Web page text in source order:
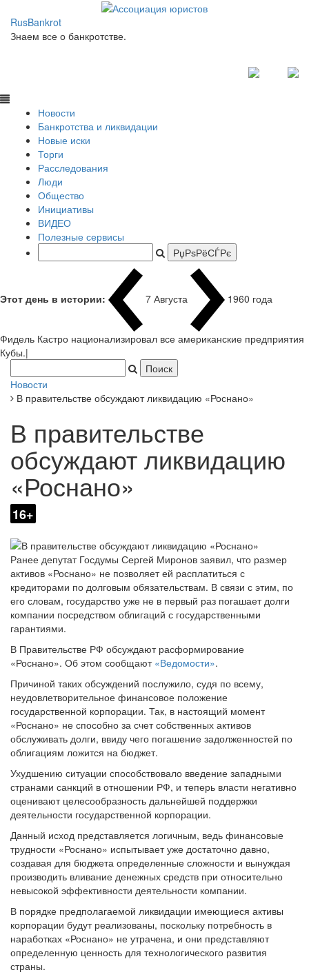
RusBankrot
Знаем все о банкротстве.
Новости
Банкротства и ликвидации
Новые иски
Торги
Расследования
Люди
Общество
Инициативы
ВИДЕО
Полезные сервисы
Этот день в истории: 7 Августа 1960 года
Фидель Кастро национализировал все американские предприятия
Кубы.|
Новости
В правительстве обсуждают ликвидацию «Роснано»
В правительстве
обсуждают ликвидацию
«Роснано»
16+
Ранее депутат Госдумы Сергей Миронов заявил, что размер
активов «Роснано» не позволяет ей расплатиться с
кредиторами по долговым обязательствам. В связи с этим, по
его словам, государство уже не в первый раз погашает долги
компании посредством облигаций с государственными
гарантиями.
В Правительстве РФ обсуждают расформирование
«Роснано». Об этом сообщают «Ведомости».
Причиной таких обсуждений послужило, судя по всему,
неудовлетворительное финансовое положение
государственной корпорации. Так, в настоящий момент
«Роснано» не способно за счет собственных активов
обслуживать долги, ввиду чего погашение задолженностей по
облигациям ложится на бюджет.
Ухудшению ситуации способствовало введение западными
странами санкций в отношении РФ, и теперь власти негативно
оценивают целесообразность дальнейшей поддержки
деятельности государственной корпорации.
Данный исход представляется логичным, ведь финансовые
трудности «Роснано» испытывает уже достаточно давно,
создавая для бюджета определенные сложности и вынуждая
производить вливание денежных средств при относительно
невысокой эффективности деятельности компании.
В порядке предполагаемой ликвидации имеющиеся активы
корпорации будут реализованы, поскольку потребность в
наработках «Роснано» не утрачена, и они представляют
определенную ценность для технологического развития
страны.